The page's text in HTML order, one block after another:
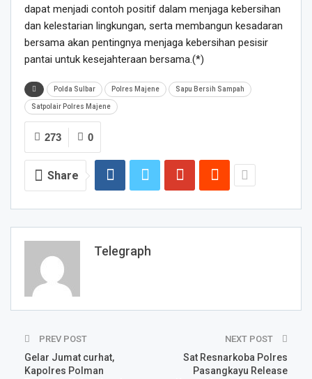
dapat menjadi contoh positif dalam menjaga kebersihan
dan kelestarian lingkungan, serta membangun kesadaran
bersama akan pentingnya menjaga kebersihan pesisir
pantai untuk kesejahteraan bersama.(*)
Polda Sulbar Polres Majene Sapu Bersih Sampah
Satpolair Polres Majene
0
273
Share
Telegraph
PREV POST
Gelar Jumat curhat,
Kapolres Polman
NEXT POST
Sat Resnarkoba Polres
Pasangkayu Release